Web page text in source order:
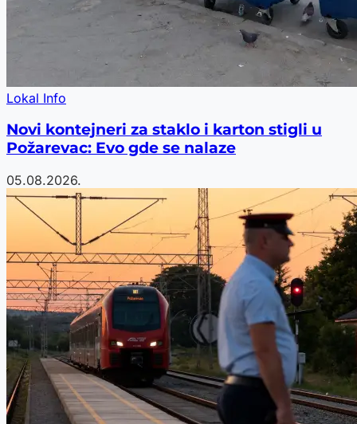
Lokal Info
Novi kontejneri za staklo i karton stigli u
Požarevac: Evo gde se nalaze
05.08.2026.